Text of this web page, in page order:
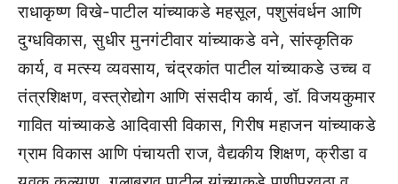
राधाकृष्ण विखे-पाटील यांच्याकडे महसूल, पशुसंवर्धन आणि
दुग्धविकास, सुधीर मुनगंटीवार यांच्याकडे वने, सांस्कृतिक
कार्य, व मत्स्य व्यवसाय, चंद्रकांत पाटील यांच्याकडे उच्च व
तंत्रशिक्षण, वस्त्रोद्योग आणि संसदीय कार्य, डॉ. विजयकुमार
गावित यांच्याकडे आदिवासी विकास, गिरीष महाजन यांच्याकडे
ग्राम विकास आणि पंचायती राज, वैद्यकीय शिक्षण, क्रीडा व